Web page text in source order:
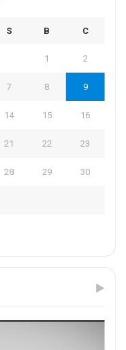
S B C
1 2
7 8 9
14 15 16
21 22 23
28 29 30